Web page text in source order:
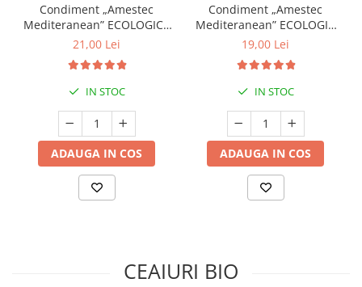
Condiment „Amestec
Mediteranean” ECOLOGIC -
15g (Recipient Sticlă)
21,00 Lei
IN STOC
ADAUGA IN COS
Condiment „Amestec
Mediteranean” ECOLOGIC
refill - 15g
19,00 Lei
IN STOC
ADAUGA IN COS
CEAIURI BIO